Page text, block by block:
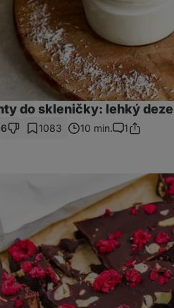
do skleničky: lehký
1083 10 min.
Komentáře
1Sdílet